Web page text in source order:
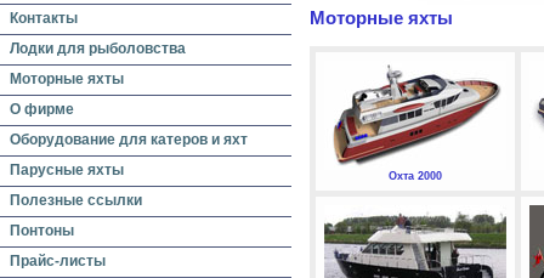
Контакты
Лодки для рыболовства
Моторные яхты
О фирме
Оборудование для катеров и яхт
Парусные яхты
Полезные ссылки
Понтоны
Прайс-листы
Моторные яхты
Охта 2000